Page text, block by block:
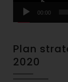
00:00
Plan
2020